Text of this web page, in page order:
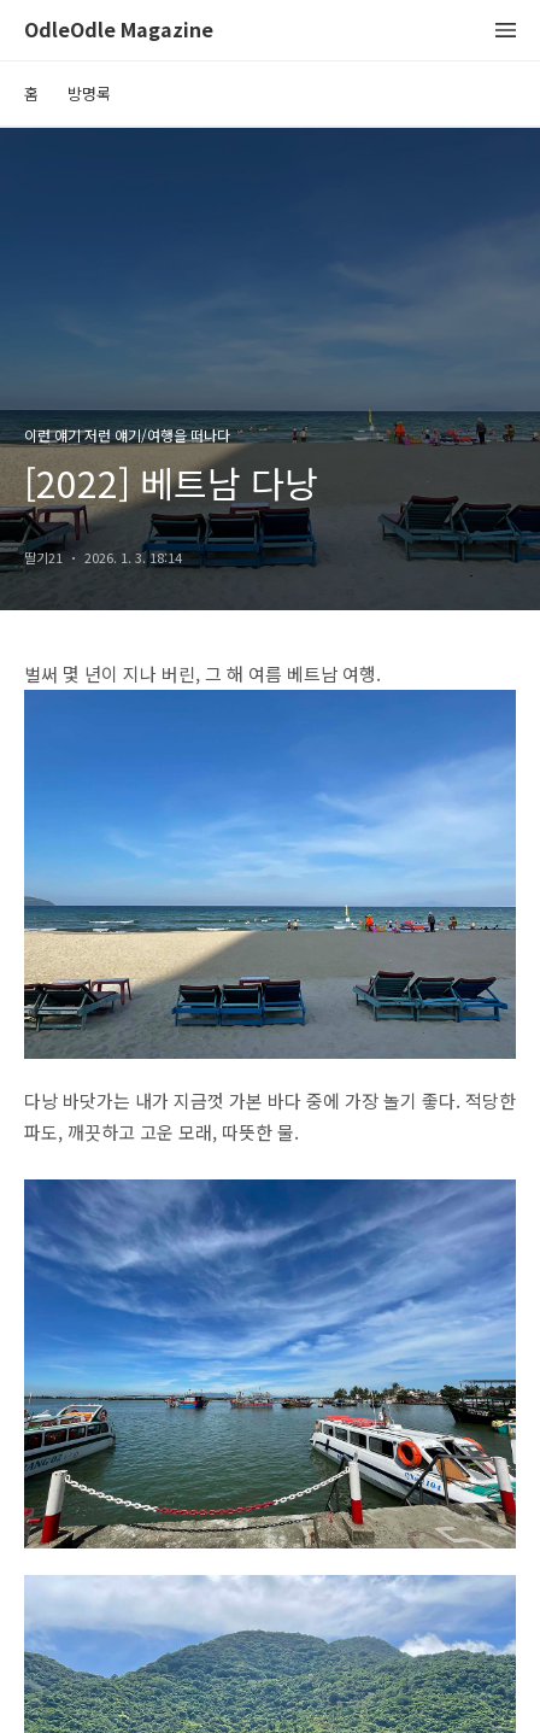
OdleOdle Magazine
홈 방명록
이런 얘기 저런 얘기/여행을 떠나다
[2022] 베트남 다낭
딸기21 2026. 1. 3. 18:14
벌써 몇 년이 지나 버린, 그 해 여름 베트남 여행.
다낭 바닷가는 내가 지금껏 가본 바다 중에 가장 놀기 좋다. 적당한
파도, 깨끗하고 고운 모래, 따뜻한 물.